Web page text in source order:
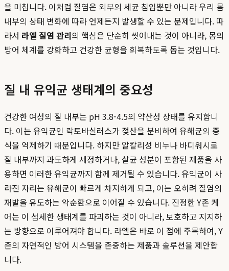
을 미칩니다. 이처럼 질염은 외부의 세균 침입뿐만 아니라 우리 몸
내부의 상태 변화에 따라 언제든지 발생할 수 있는 문제입니다. 따
라서 라엘 질염 관리의 핵심은 단순히 씻어내는 것이 아니라, 몸의
방어 체계를 강화하고 건강한 균형을 회복하도록 돕는 것입니다.
질 내 유익균 생태계의 중요성
건강한 여성의 질 내부는 pH 3.8-4.5의 약산성 상태를 유지합니
다. 이는 유익균인 락토바실러스가 젖산을 분비하여 유해균의 증
식을 억제하기 때문입니다. 하지만 알칼리성 비누나 바디워시로
질 내부까지 과도하게 세정하거나, 살균 성분이 포함된 제품을 사
용하면 이러한 유익균까지 함께 제거될 수 있습니다. 유익균이 사
라진 자리는 유해균이 빠르게 차지하게 되고, 이는 오히려 질염의
재발을 유도하는 악순환으로 이어질 수 있습니다. 진정한 Y존 케
어는 이 섬세한 생태계를 파괴하는 것이 아니라, 보호하고 지지하
는 방향으로 이루어져야 합니다. 라엘은 바로 이 점에 주목하여, Y
존의 자연적인 방어 시스템을 존중하는 제품과 솔루션을 제안합
니다.